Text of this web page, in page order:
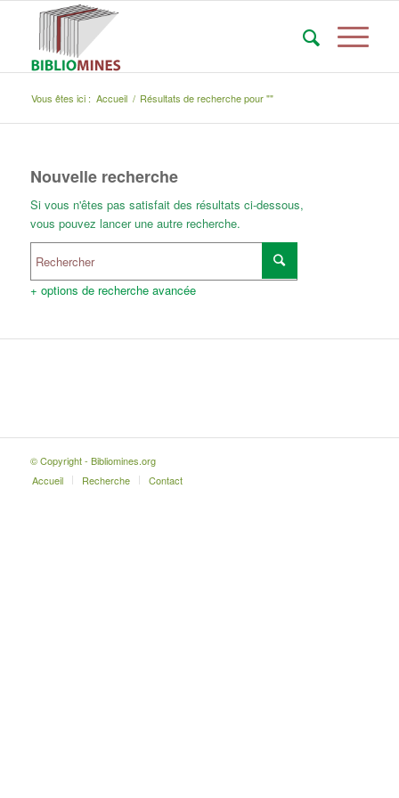
Vous êtes ici : Accueil / Résultats de recherche pour ""
Nouvelle recherche
Si vous n'êtes pas satisfait des résultats ci-dessous,
vous pouvez lancer une autre recherche.
+ options de recherche avancée
© Copyright - Bibliomines.org
Accueil
Recherche Contact